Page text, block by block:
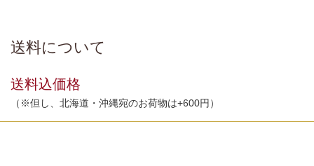
送料について
送料込価格
（※但し、北海道・沖縄宛のお荷物は+600円）